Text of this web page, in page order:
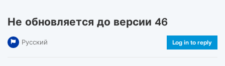
Не обновляется до версии 46
Русский Log in to reply